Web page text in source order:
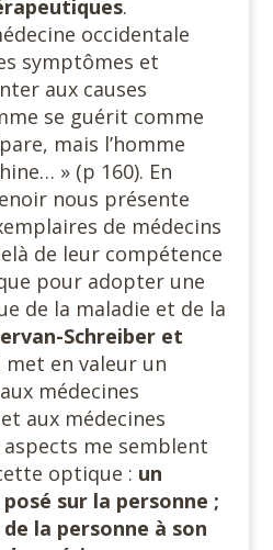
.
occidentale
symptômes et
aux causes
se guérit comme
mais l’homme
» (p 160). En
nous présente
de médecins
de leur compétence
pour adopter une
de la maladie et de la
Schreiber et
met en valeur un
médecines
aux médecines
me semblent
optique : un
sur la personne ;
la personne à son